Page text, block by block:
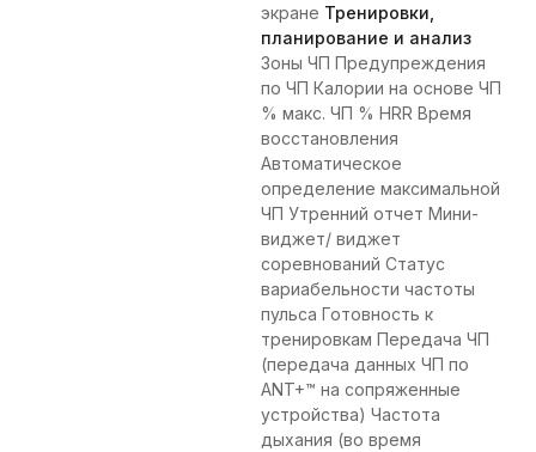
экране Тренировки,
планирование и анализ
Зоны ЧП Предупреждения
по ЧП Калории на основе ЧП
% макс. ЧП % HRR Время
восстановления
Автоматическое
определение максимальной
ЧП Утренний отчет Мини-
виджет/ виджет
соревнований Статус
вариабельности частоты
пульса Готовность к
тренировкам Передача ЧП
(передача данных ЧП по
ANT+™ на сопряженные
устройства) Частота
дыхания (во время